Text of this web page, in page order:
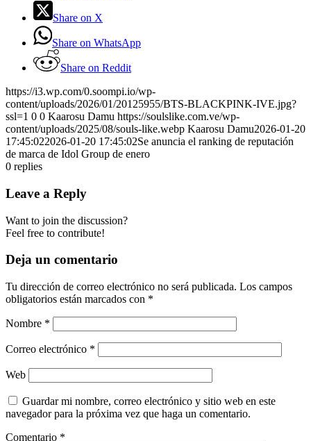
Share on X
Share on WhatsApp
Share on Reddit
https://i3.wp.com/0.soompi.io/wp-
content/uploads/2026/01/20125955/BTS-BLACKPINK-IVE.jpg?
ssl=1 0 0 Kaarosu Damu https://soulslike.com.ve/wp-
content/uploads/2025/08/souls-like.webp Kaarosu Damu2026-01-20
17:45:022026-01-20 17:45:02Se anuncia el ranking de reputación
de marca de Idol Group de enero
0 replies
Leave a Reply
Want to join the discussion?
Feel free to contribute!
Deja un comentario
Tu dirección de correo electrónico no será publicada. Los campos
obligatorios están marcados con *
Nombre *
Correo electrónico *
Web
Guardar mi nombre, correo electrónico y sitio web en este
navegador para la próxima vez que haga un comentario.
Comentario *